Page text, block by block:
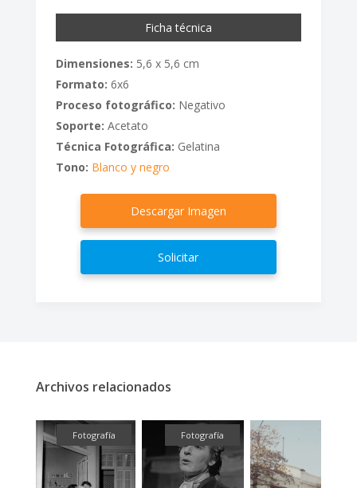
Ficha técnica
Dimensiones: 5,6 x 5,6 cm
Formato: 6x6
Proceso fotográfico: Negativo
Soporte: Acetato
Técnica Fotográfica: Gelatina
Tono: Blanco y negro
Descargar Imagen
Solicitar
Archivos relacionados
Fotografía